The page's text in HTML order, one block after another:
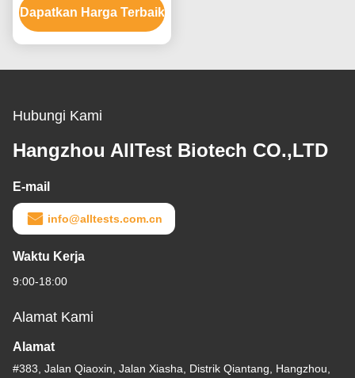
Dapatkan Harga Terbaik
Hubungi Kami
Hangzhou AllTest Biotech CO.,LTD
E-mail
info@alltests.com.cn
Waktu Kerja
9:00-18:00
Alamat Kami
Alamat
#383, Jalan Qiaoxin, Jalan Xiasha, Distrik Qiantang, Hangzhou,